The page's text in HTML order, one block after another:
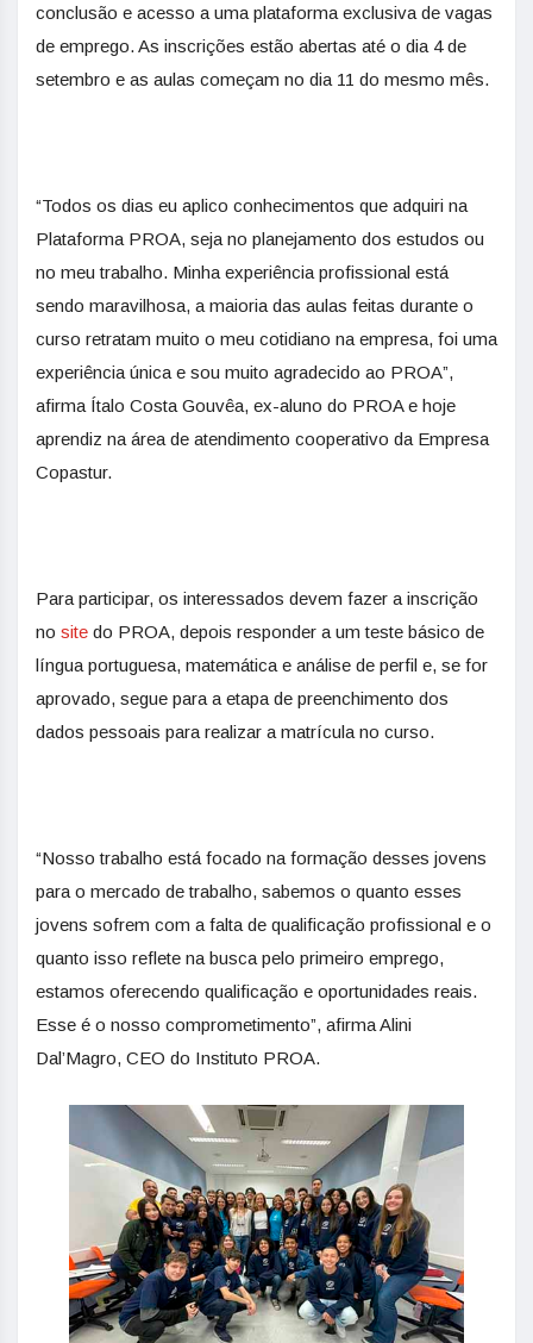
conclusão e acesso a uma plataforma exclusiva de vagas
de emprego. As inscrições estão abertas até o dia 4 de
setembro e as aulas começam no dia 11 do mesmo mês.
“Todos os dias eu aplico conhecimentos que adquiri na
Plataforma PROA, seja no planejamento dos estudos ou
no meu trabalho. Minha experiência profissional está
sendo maravilhosa, a maioria das aulas feitas durante o
curso retratam muito o meu cotidiano na empresa, foi uma
experiência única e sou muito agradecido ao PROA”,
afirma Ítalo Costa Gouvêa, ex-aluno do PROA e hoje
aprendiz na área de atendimento cooperativo da Empresa
Copastur.
Para participar, os interessados devem fazer a inscrição
no site do PROA, depois responder a um teste básico de
língua portuguesa, matemática e análise de perfil e, se for
aprovado, segue para a etapa de preenchimento dos
dados pessoais para realizar a matrícula no curso.
“Nosso trabalho está focado na formação desses jovens
para o mercado de trabalho, sabemos o quanto esses
jovens sofrem com a falta de qualificação profissional e o
quanto isso reflete na busca pelo primeiro emprego,
estamos oferecendo qualificação e oportunidades reais.
Esse é o nosso comprometimento”, afirma Alini
Dal’Magro, CEO do Instituto PROA.